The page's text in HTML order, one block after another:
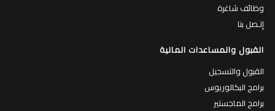
وظائف شاغرة
إتـصل بنا
القبول والمساعدات المالية
القبول والتسجيل
برامج البكالوريوس
برامج الماجستير